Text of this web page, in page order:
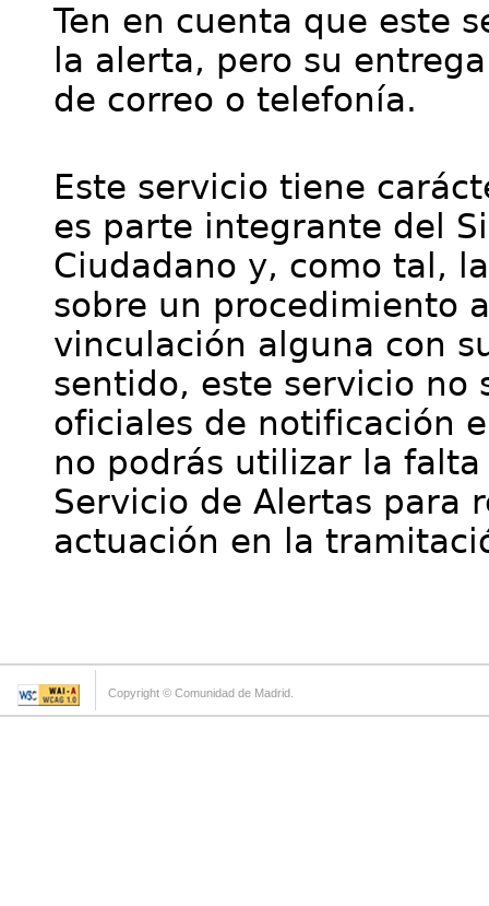
Ten en cuenta que este
la alerta, pero su
de correo o telefonía.
Este servicio tiene
es parte integrante del
Ciudadano y, como tal,
sobre un procedimiento
vinculación alguna con
sentido, este servicio no
oficiales de notificación
no podrás utilizar la
Servicio de Alertas para
actuación en la
Copyright © Comunidad de Madrid.